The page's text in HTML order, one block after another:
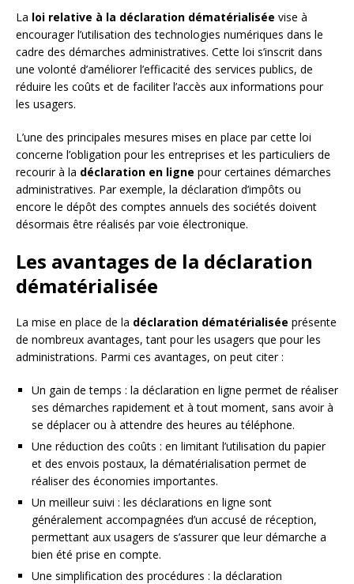
La loi relative à la déclaration dématérialisée vise à
encourager l’utilisation des technologies numériques dans le
cadre des démarches administratives. Cette loi s’inscrit dans
une volonté d’améliorer l’efficacité des services publics, de
réduire les coûts et de faciliter l’accès aux informations pour
les usagers.
L’une des principales mesures mises en place par cette loi
concerne l’obligation pour les entreprises et les particuliers de
recourir à la déclaration en ligne pour certaines démarches
administratives. Par exemple, la déclaration d’impôts ou
encore le dépôt des comptes annuels des sociétés doivent
désormais être réalisés par voie électronique.
Les avantages de la déclaration
dématérialisée
La mise en place de la déclaration dématérialisée présente
de nombreux avantages, tant pour les usagers que pour les
administrations. Parmi ces avantages, on peut citer :
Un gain de temps : la déclaration en ligne permet de réaliser
ses démarches rapidement et à tout moment, sans avoir à
se déplacer ou à attendre des heures au téléphone.
Une réduction des coûts : en limitant l’utilisation du papier
et des envois postaux, la dématérialisation permet de
réaliser des économies importantes.
Un meilleur suivi : les déclarations en ligne sont
généralement accompagnées d’un accusé de réception,
permettant aux usagers de s’assurer que leur démarche a
bien été prise en compte.
Une simplification des procédures : la déclaration